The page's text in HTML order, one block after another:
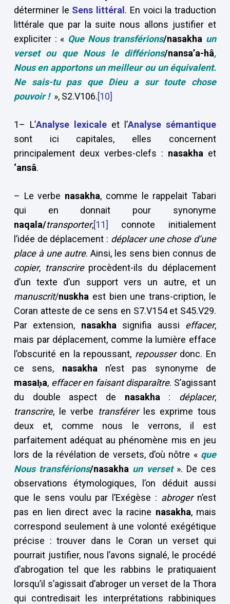
déterminer le Sens littéral . En voici la traduction
littérale que par la suite nous allons justifier et
expliciter : « Que Nous transférions/nasakha un
verset ou que Nous le différions/nansa’a-hâ,
Nous en apportons un meilleur ou un équivalent.
Ne sais-tu pas que Dieu a sur toute chose
pouvoir ! », S2.V106.[10]
1– L’Analyse lexicaleet l’Analyse sémantique
sont ici capitales, elles concernent
principalement deux verbes-clefs : nasakha et
‘ansâ.
– Le verbe nasakha, comme le rappelait Tabari
qui en donnait pour synonyme
naqala/transporter,[11]
connote initialement
l’idée de déplacement : déplacer une chose d’une
place à une autre. Ainsi, les sens bien connus de
copier,transcrireprocèdent-ils du déplacement
d’un texte d’un support vers un autre, et un
manuscrit/nuskha est bien une trans-cription, le
Coran atteste de ce sens en S7.V154 et S45.V29.
Par extension, nasakha signifia aussi effacer,
mais par déplacement, comme la lumière efface
l’obscurité en la repoussant, repousserdonc. En
ce sens, nasakha n’est pas synonyme de
masaḥa, effacer en faisant disparaître. S’agissant
du double aspect de nasakha : déplacer,
transcrire, le verbe transférerles exprime tous
deux et, comme nous le verrons, il est
parfaitement adéquat au phénomène mis en jeu
lors de la révélation de versets, d’où nôtre « que
Nous transférions/nasakha un verset». De ces
observations étymologiques, l’on déduit aussi
que le sens voulu par l’Exégèse : abrogern’est
pas en lien direct avec la racine nasakha, mais
correspond seulement à une volonté exégétique
précise : trouver dans le Coran un verset qui
pourrait justifier, nous l’avons signalé, le procédé
d’abrogation tel que les rabbins le pratiquaient
lorsqu’il s’agissait d’abroger un verset de la Thora
qui contredisait les interprétations rabbiniques